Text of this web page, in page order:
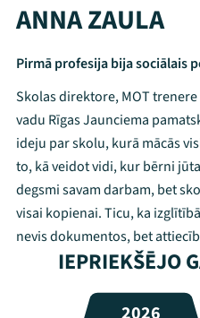
ANNA ZAULA
Pirmā profesija bija sociālais
Skolas direktore, MOT
vadu Rīgas Jaunciema
ideju par skolu, kurā mācās
to, kā veidot vidi, kur bērni
degsmi savam darbam, bet
visai kopienai. Ticu, ka
nevis dokumentos, bet
IEPRIEKŠĒJO